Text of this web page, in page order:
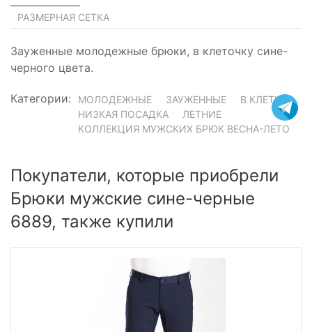
РАЗМЕРНАЯ СЕТКА
Зауженные молодежные брюки, в клеточку сине-
черного цвета.
Категории: МОЛОДЕЖНЫЕ ЗАУЖЕННЫЕ
В КЛЕТКУ
НИЗКАЯ ПОСАДКА
ЛЕТНИЕ
КОЛЛЕКЦИЯ МУЖСКИХ БРЮК ВЕСНА-ЛЕТО
Покупатели, которые приобрели
Брюки мужские сине-черные
6889, также купили